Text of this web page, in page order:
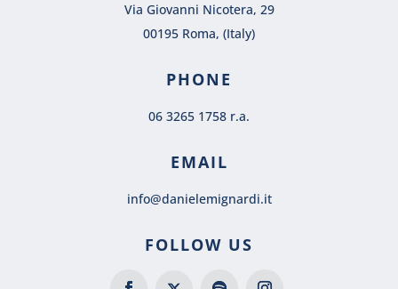
Via Giovanni Nicotera, 29
00195 Roma, (Italy)
PHONE
06 3265 1758 r.a.
EMAIL
info@danielemignardi.it
FOLLOW US